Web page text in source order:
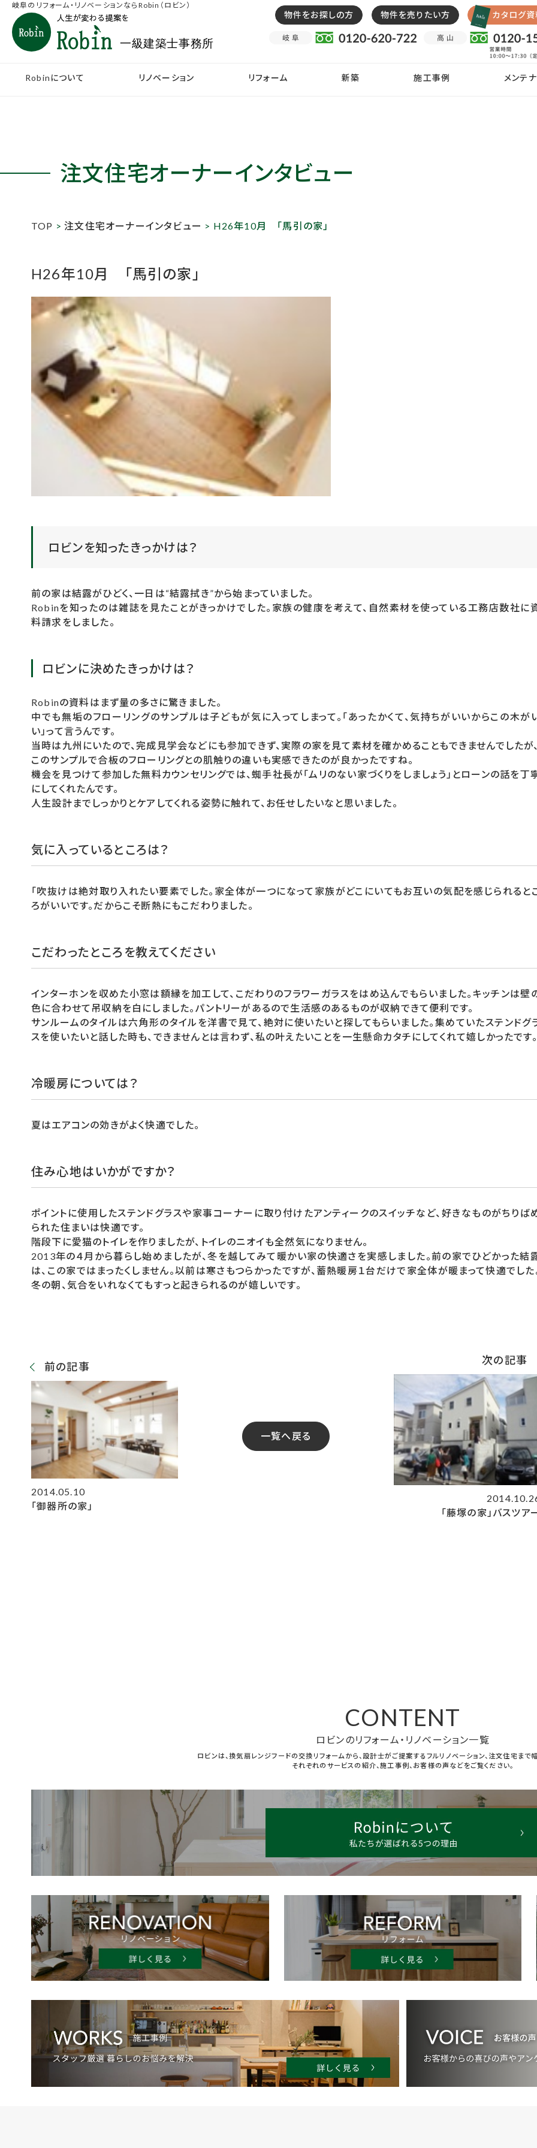
岐阜のリフォーム・リノベーションならRobin（ロビン）
物件をお探しの方 物件を売りたい方 カタログ
Robinについて リノベーション リフォーム 新築 施工事例 メンテ
注文住宅オーナーインタビュー
TOP >注文住宅オーナーインタビュー > H26年10月 「馬引の家」
H26年10月 「馬引の家」
ロビンを知ったきっかけは？
前の家は結露がひどく、一日は“結露拭き”から始まっていました。
Robinを知ったのは雑誌を見たことがきっかけでした。家族の健康を考えて、自然素材を使っている工務店数社に
料請求をしました。
ロビンに決めたきっかけは？
Robinの資料はまず量の多さに驚きました。
中でも無垢のフローリングのサンプルは子どもが気に入ってしまって。「あったかくて、気持ちがいいからこの木が
い」って言うんです。
当時は九州にいたので、完成見学会などにも参加できず、実際の家を見て素材を確かめることもできませんでしたが
このサンプルで合板のフローリングとの肌触りの違いも実感できたのが良かったですね。
機会を見つけて参加した無料カウンセリングでは、蜘手社長が「ムリのない家づくりをしましょう」とローンの話を丁
にしてくれたんです。
人生設計までしっかりとケアしてくれる姿勢に触れて、お任せしたいなと思いました。
気に入っているところは？
「吹抜けは絶対取り入れたい要素でした。家全体が一つになって家族がどこにいてもお互いの気配を感じられると
ろがいいです。だからこそ断熱にもこだわりました。
こだわったところを教えてください
インターホンを収めた小窓は額縁を加工して、こだわりのフラワーガラスをはめ込んでもらいました。キッチンは壁
色に合わせて吊収納を白にしました。パントリーがあるので生活感のあるものが収納できて便利です。
サンルームのタイルは六角形のタイルを洋書で見て、絶対に使いたいと探してもらいました。集めていたステンドグ
スを使いたいと話した時も、できませんとは言わず、私の叶えたいことを一生懸命カタチにしてくれて嬉しかったです。
冷暖房については？
夏はエアコンの効きがよく快適でした。
住み心地はいかがですか？
ポイントに使用したステンドグラスや家事コーナーに取り付けたアンティークのスイッチなど、好きなものがちりば
られた住まいは快適です。
階段下に愛猫のトイレを作りましたが、トイレのニオイも全然気になりません。
2013年の４月から暮らし始めましたが、冬を越してみて暖かい家の快適さを実感しました。前の家でひどかった結
は、この家ではまったくしません。以前は寒さもつらかったですが、蓄熱暖房１台だけで家全体が暖まって快適でした
冬の朝、気合をいれなくてもすっと起きられるのが嬉しいです。
前の記事
2014.05.10
「御器所の家」
一覧へ戻る
次の記事
「藤塚の家」バスツア
CONTENT
ロビンのリフォーム・リノベーション一覧
ロビンは、換気扇レンジフードの交換リフォームから、設計士がご提案するフルリノベーション、注文住宅まで
それぞれのサービスの紹介、施工事例、お客様の声などをご覧ください。